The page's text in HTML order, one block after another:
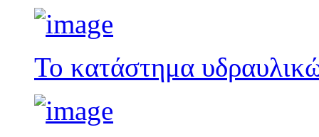
Το κατάστημα